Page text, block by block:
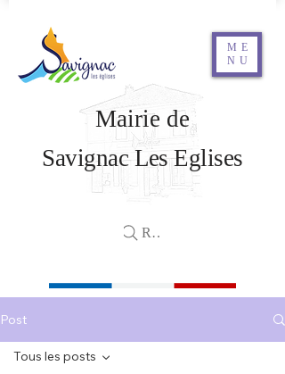
ME
NU
Savignac Les Eglises
Mairie de
Rechercher
Post
Tous les posts